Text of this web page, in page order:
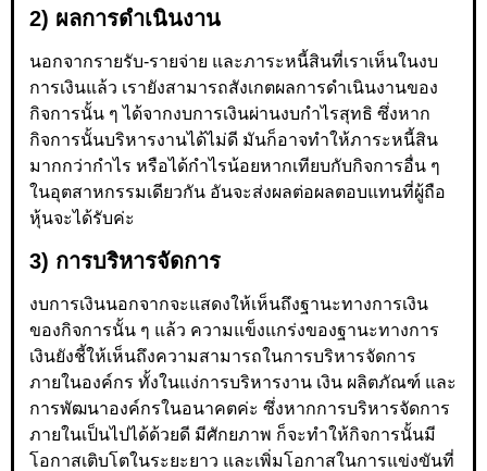
2) ผลการดำเนินงาน
นอกจากรายรับ-รายจ่าย และภาระหนี้สินที่เราเห็นในงบ
การเงินแล้ว เรายังสามารถสังเกตผลการดำเนินงานของ
กิจการนั้น ๆ ได้จากงบการเงินผ่านงบกำไรสุทธิ ซึ่งหาก
กิจการนั้นบริหารงานได้ไม่ดี มันก็อาจทำให้ภาระหนี้สิน
มากกว่ากำไร หรือได้กำไรน้อยหากเทียบกับกิจการอื่น ๆ
ในอุตสาหกรรมเดียวกัน อันจะส่งผลต่อผลตอบแทนที่ผู้ถือ
หุ้นจะได้รับค่ะ
3) การบริหารจัดการ
งบการเงินนอกจากจะแสดงให้เห็นถึงฐานะทางการเงิน
ของกิจการนั้น ๆ แล้ว ความแข็งแกร่งของฐานะทางการ
เงินยังชี้ให้เห็นถึงความสามารถในการบริหารจัดการ
ภายในองค์กร ทั้งในแง่การบริหารงาน เงิน ผลิตภัณฑ์ และ
การพัฒนาองค์กรในอนาคตค่ะ ซึ่งหากการบริหารจัดการ
ภายในเป็นไปได้ด้วยดี มีศักยภาพ ก็จะทำให้กิจการนั้นมี
โอกาสเติบโตในระยะยาว และเพิ่มโอกาสในการแข่งขันที่